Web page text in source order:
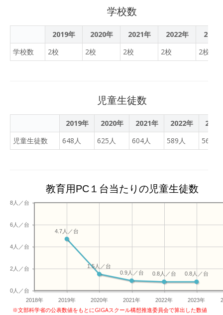
学校数
2019年 2020年 2021年 2022年
2023
学校数
2校 2校 2校 2校 2校
児童生徒数
2019年 2020年 2021年 2022年
2023
児童生徒数
648人 625人 604人 589人 564人
教育用PC１台当たりの児童生徒数
2018年 2019年 2020年 2021年 2022年 2023年
0人／台
2人／台
4人／台
6人／台
8人／台
0.8人／台
0.8人／台
0.9人／台
1.5人／台
4.7人／台
※文部科学省の公表数値をもとにGIGAスクール構想推進委員会で算出した数値